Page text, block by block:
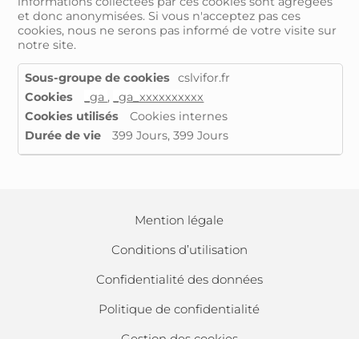
et donc anonymisées. Si vous n'acceptez pas ces
cookies, nous ne serons pas informé de votre visite sur
notre site.
Cookies
de
performance
cslvifor.fr
_ga ,
_ga_xxxxxxxxxx
Cookies internes
399 Jours, 399 Jours
Mention légale
Conditions d’utilisation
Confidentialité des données
Politique de confidentialité